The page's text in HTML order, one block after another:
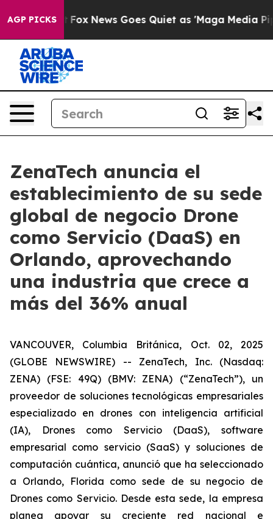
AGP PICKS
Fox News Goes Quiet as 'Maga Media Pipeline'
ZenaTech anuncia el
establecimiento de su sede
global de negocio Drone
como Servicio (DaaS) en
Orlando, aprovechando
una industria que crece a
más del 36% anual
VANCOUVER, Columbia Británica, Oct. 02, 2025
(GLOBE NEWSWIRE) -- ZenaTech, Inc. (Nasdaq:
ZENA) (FSE: 49Q) (BMV: ZENA) (“ZenaTech”), un
proveedor de soluciones tecnológicas empresariales
especializado en drones con inteligencia artificial
(IA), Drones como Servicio (DaaS), software
empresarial como servicio (SaaS) y soluciones de
computación cuántica, anunció que ha seleccionado
a Orlando, Florida como sede de su negocio de
Drones como Servicio. Desde esta sede, la empresa
planea apoyar su creciente red nacional e